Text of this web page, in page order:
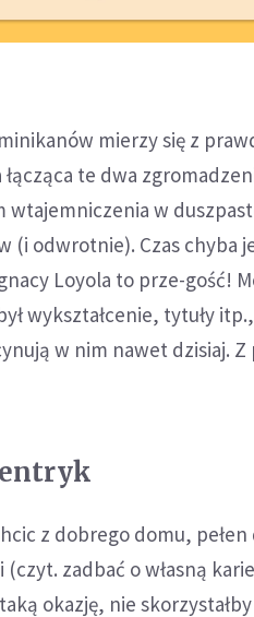
mierzy się z
te dwa
wtajemniczenia w
(i odwrotnie). Czas chyba
Loyola to prze-gość!
wykształcenie, tytuły
w nim nawet dzisiaj.
z dobrego domu,
zadbać o własną
okazję, nie